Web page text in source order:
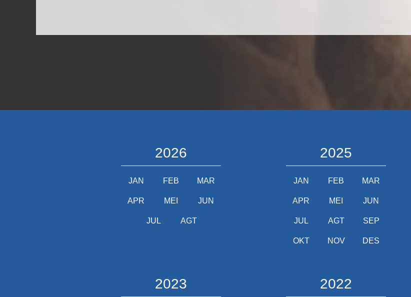
2026
JAN FEB MAR
APR MEI JUN
JUL AGT
2025
JAN FEB MAR
APR MEI JUN
JUL AGT SEP
OKT NOV DES
2023 2022